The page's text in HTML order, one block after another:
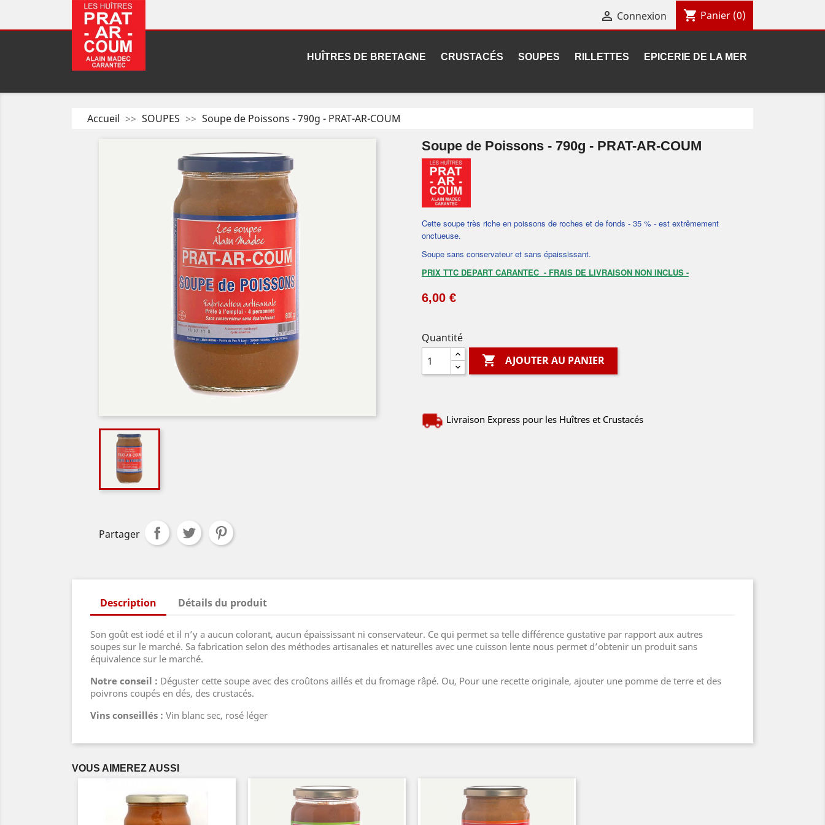
 Connexion shopping_cart Panier (0)
HUÎTRES DE BRETAGNE CRUSTACÉS SOUPES RILLETTES EPICERIE DE LA MER
Accueil SOUPES Soupe de Poissons - 790g - PRAT-AR-COUM
Partager
Soupe de Poissons - 790g - PRAT-AR-COUM
Cette soupe très riche en poissons de roches et de fonds - 35 % - est extrêmement
onctueuse.
Soupe sans conservateur et sans épaississant.
PRIX TTC DEPART CARANTEC - FRAIS DE LIVRAISON NON INCLUS -
6,00 €
Quantité
 AJOUTER AU PANIER
Livraison Express pour les Huîtres et Crustacés
Description Détails du produit
Son goût est iodé et il n’y a aucun colorant, aucun épaississant ni conservateur. Ce qui permet sa telle différence gustative par rapport aux autres
soupes sur le marché. Sa fabrication selon des méthodes artisanales et naturelles avec une cuisson lente nous permet d’obtenir un produit sans
équivalence sur le marché.
Notre conseil : Déguster cette soupe avec des croûtons aillés et du fromage râpé. Ou, Pour une recette originale, ajouter une pomme de terre et des
poivrons coupés en dés, des crustacés.
Vins conseillés : Vin blanc sec, rosé léger
VOUS AIMEREZ AUSSI